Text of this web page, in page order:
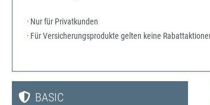
· Nur für Privatkunden
· Für Versicherungsprodukte gelten keine
BASIC